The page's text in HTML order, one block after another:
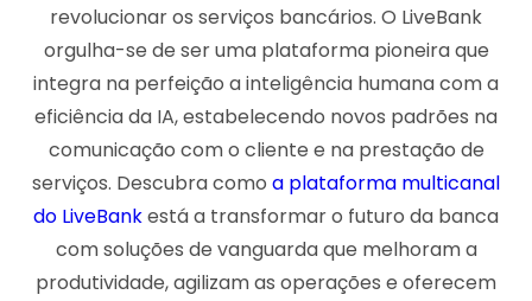
revolucionar os serviços bancários. O LiveBank
orgulha-se de ser uma plataforma pioneira que
integra na perfeição a inteligência humana com a
eficiência da IA, estabelecendo novos padrões na
comunicação com o cliente e na prestação de
serviços. Descubra como a plataforma multicanal
do LiveBankestá a transformar o futuro da banca
com soluções de vanguarda que melhoram a
produtividade, agilizam as operações e oferecem